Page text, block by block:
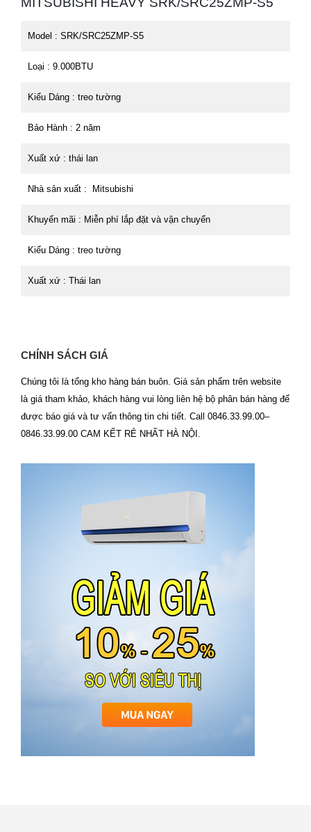
Model : SRK/SRC25ZMP-S5
Loại : 9.000BTU
Kiểu Dáng : treo tường
Bảo Hành : 2 năm
Xuất xứ : thái lan
Nhà sản xuất : Mitsubishi
Khuyến mãi : Miễn phí lắp đặt và vận chuyển
Kiểu Dáng : treo tường
Xuất xứ : Thái lan
CHÍNH SÁCH GIÁ
Chúng tôi là tổng kho hàng bán buôn. Giá sản phẩm trên website
là giá tham khảo, khách hàng vui lòng liên hệ bộ phân bán hàng để
được báo giá và tư vấn thông tin chi tiết. Call 0846.33.99.00–
0846.33.99.00 CAM KẾT RẺ NHẤT HÀ NỘI.